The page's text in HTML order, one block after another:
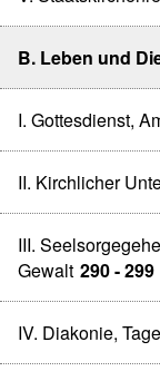
B. Leben und
I. Gottesdienst,
II. Kirchlicher
III.
Gewalt 290 - 299
IV. Diakonie,